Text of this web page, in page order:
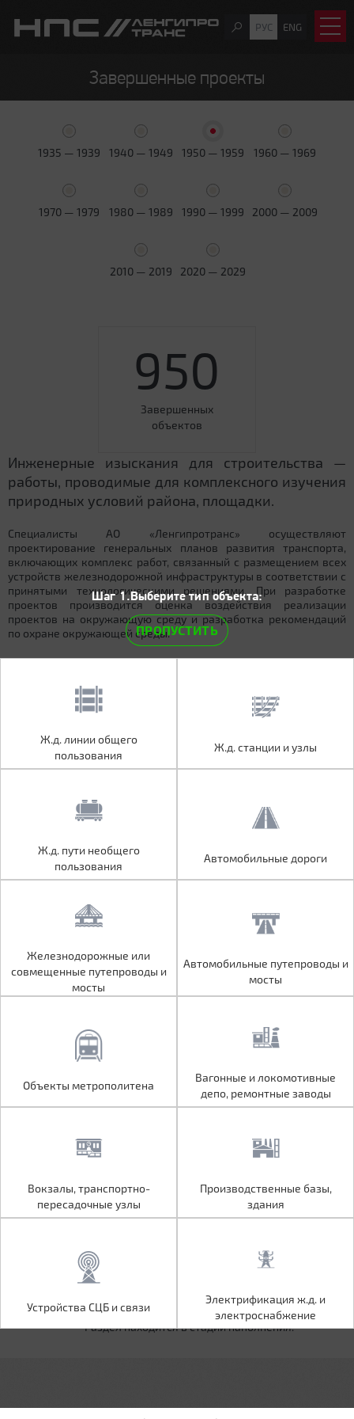
РУС ENG
Завершенные проекты
1935 — 1939 1940 — 1949 1950 — 1959 1960 — 1969
1970 — 1979 1980 — 1989 1990 — 1999 2000 — 2009
2010 — 2019 2020 — 2029
950
Завершенных
объектов
Инженерные изыскания для строительства —
работы, проводимые для комплексного изучения
природных условий района, площадки.
Специалисты АО «Ленгипротранс» осуществляют
проектирование генеральных планов развития транспорта,
включающих комплекс работ, связанный с размещением всех
устройств железнодорожной инфраструктуры в соответствии с
принятыми технологическими решениями. При разработке
проектов производится оценка воздействия реализации
проектов на окружающую среду и разработка рекомендаций
по охране окружающей среды.
Ж.д. линии общего
пользования
Ж.д. пути необщего
пользования
Автомобильные дороги
Железнодорожные или
совмещенные путепроводы и
мосты
Автомобильные путепроводы и
мосты
Вагонные и локомотивные
Вокзалы, транспортно-
пересадочные узлы
Производственные базы,
Электрификация ж.д. и
электроснабжение
Шаг 1.Выберите тип объекта:
ПРОПУСТИТЬ
Ж.д. линии общего
пользования
Ж.д. станции и узлы
Ж.д. пути необщего
пользования
Автомобильные дороги
Железнодорожные или
совмещенные путепроводы и
мосты
Автомобильные путепроводы и
мосты
Объекты метрополитена
Вагонные и локомотивные
депо, ремонтные заводы
Вокзалы, транспортно-
пересадочные узлы
Производственные базы,
здания
Устройства СЦБ и связи
Электрификация ж.д. и
электроснабжение
Раздел находится в стадии наполнения.